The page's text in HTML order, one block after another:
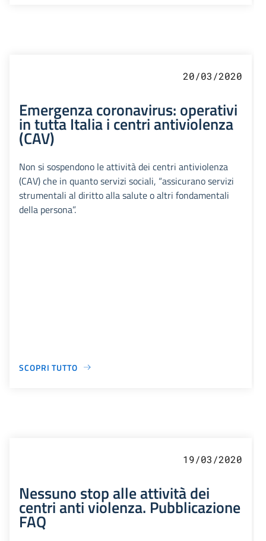
20/03/2020
Emergenza coronavirus: operativi
in tutta Italia i centri antiviolenza
(CAV)
Non si sospendono le attività dei centri antiviolenza
(CAV) che in quanto servizi sociali, “assicurano servizi
strumentali al diritto alla salute o altri fondamentali
della persona”.
SCOPRI TUTTO
19/03/2020
Nessuno stop alle attività dei
centri anti violenza. Pubblicazione
FAQ